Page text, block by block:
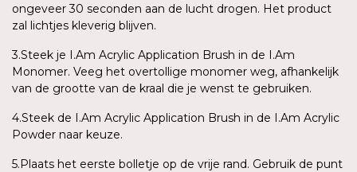
ongeveer 30 seconden aan de lucht drogen. Het product
zal lichtjes kleverig blijven.
3.Steek je I.Am Acrylic Application Brush in de I.Am
Monomer. Veeg het overtollige monomer weg, afhankelijk
van de grootte van de kraal die je wenst te gebruiken.
4.Steek de I.Am Acrylic Application Brush in de I.Am Acrylic
Powder naar keuze.
5.Plaats het eerste bolletje op de vrije rand. Gebruik de punt